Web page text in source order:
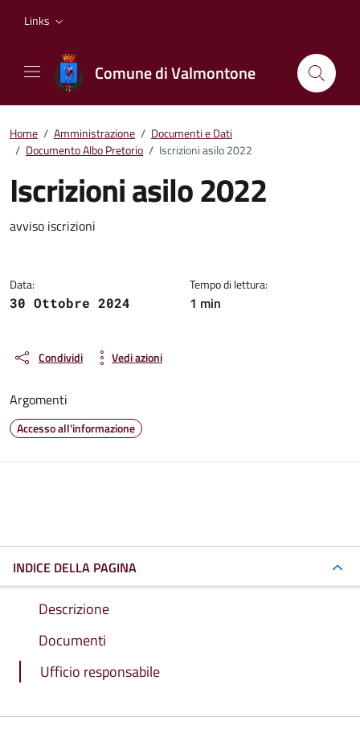
Links
Comune di Valmontone
Home / Amministrazione / Documenti e Dati
/ Documento Albo Pretorio / Iscrizioni asilo 2022
Iscrizioni asilo 2022
Dettagli del documento
avviso iscrizioni
Data:
30 Ottobre 2024
Tempo di lettura:
1 min
Condividi Vedi azioni
Argomenti
Accesso all'informazione
INDICE DELLA PAGINA
Descrizione
Documenti
Ufficio responsabile